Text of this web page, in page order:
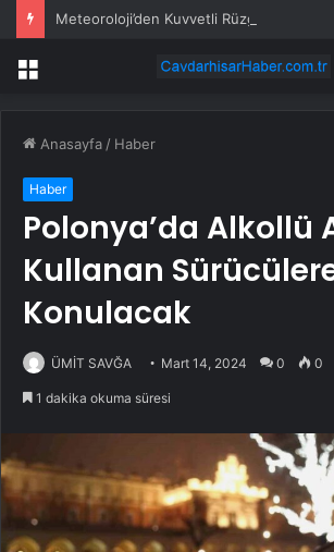
Meteoroloji’den Kuvvetli Rüzgar ve
Menü
Anasayfa / Haber
Haber
Polonya’da Alkollü
Kullanan
Konulacak
ÜMİT SAVĞA Mart 14, 2024 0 0
1 dakika okuma süresi